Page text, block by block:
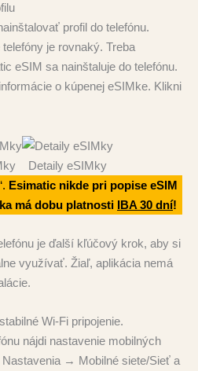
profil do telefónu.
je rovnaký. Treba
eSIM sa nainštaluje do telefónu.
o kúpenej eSIMke. Klikni
Detaily eSIMky
Esimatic nikde pri popise eSIM
má dobu platnosti IBA 30 dní!
je ďalší kľúčový krok, aby si
využívať. Žiaľ, aplikácia nemá
Wi-Fi pripojenie.
nájdi nastavenie mobilných
Nastavenia → Mobilné siete/Sieť a